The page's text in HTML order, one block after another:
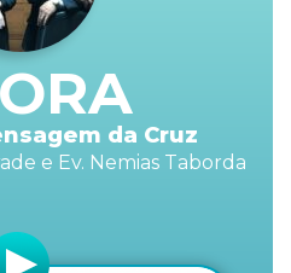
da Cruz
e Ev. Nemias Taborda